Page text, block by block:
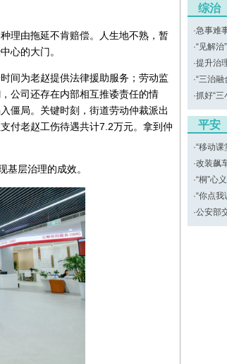
理由拖延不肯赔偿。人生地不熟，暂
心的大门。
间为老赵提供法律援助服务；劳动监
公司还存在内部相互推诿责任的情
僵局。关键时刻，街道劳动仲裁派出
付老赵工伤待遇共计7.2万元。拿到仲
基层治理的成效。
综治
·急事难
·“见解治
·提升治
·“三治融
·抓好“三
平安
·“移动课
·改装飙
·“桐”心
·“你点我
·公安部